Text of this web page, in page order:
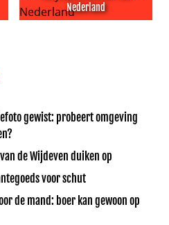
Nederland
gewist: probeert omgeving
de Wijdeven duiken op
voor schut
de mand: boer kan gewoon op